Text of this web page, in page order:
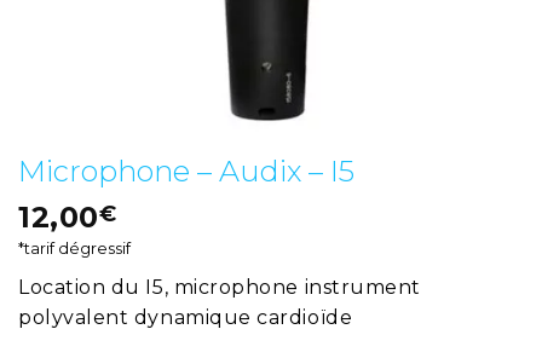
Microphone – Audix – I5
12,00€
*tarif dégressif
Location du I5, microphone instrument
polyvalent dynamique cardioïde